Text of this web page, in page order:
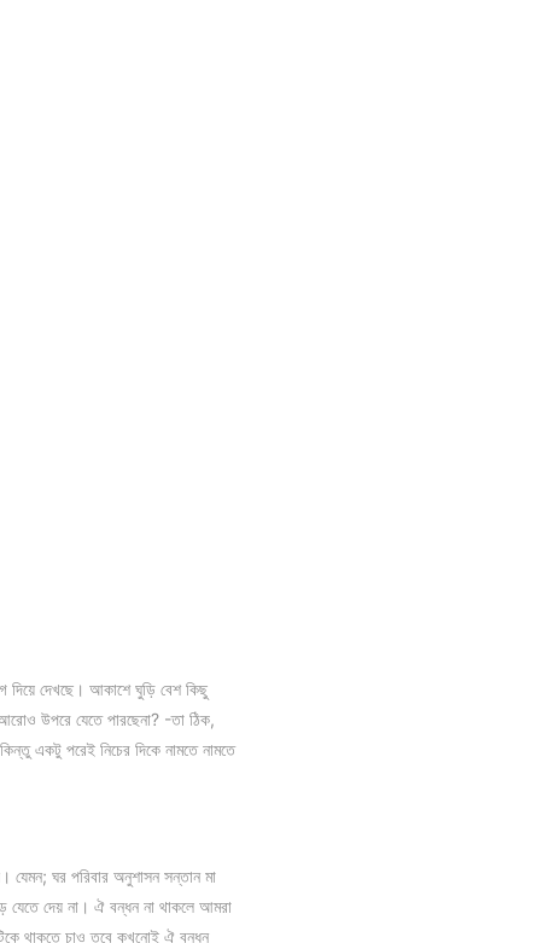
দেখছে। আকাশে ঘুড়ি বেশ কিছু
উপরে যেতে পারছেনা? -তা ঠিক,
একটু পরেই নিচের দিকে নামতে নামতে
যেমন; ঘর পরিবার অনুশাসন সন্তান মা
যেতে দেয় না। ঐ বন্ধন না থাকলে আমরা
থাকতে চাও তবে কখনোই ঐ বন্ধন